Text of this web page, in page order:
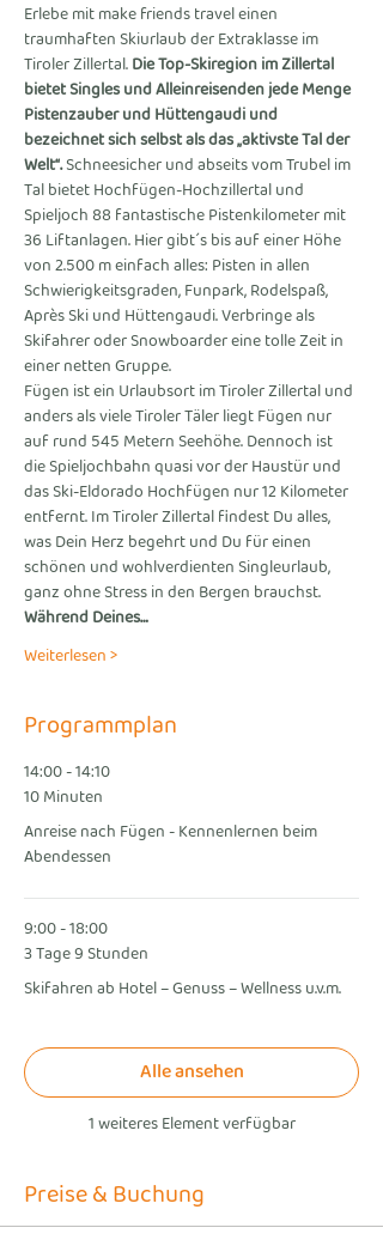
Erlebe mit make friends travel einen
traumhaften Skiurlaub der Extraklasse im
Tiroler Zillertal. Die Top-Skiregion im Zillertal
bietet Singles und Alleinreisenden jede Menge
Pistenzauber und Hüttengaudi und
bezeichnet sich selbst als das „aktivste Tal der
Welt“. Schneesicher und abseits vom Trubel im
Tal bietet Hochfügen-Hochzillertal und
Spieljoch 88 fantastische Pistenkilometer mit
36 Liftanlagen. Hier gibt´s bis auf einer Höhe
von 2.500 m einfach alles: Pisten in allen
Schwierigkeitsgraden, Funpark, Rodelspaß,
Après Ski und Hüttengaudi. Verbringe als
Skifahrer oder Snowboarder eine tolle Zeit in
einer netten Gruppe.
Fügen ist ein Urlaubsort im Tiroler Zillertal und
anders als viele Tiroler Täler liegt Fügen nur
auf rund 545 Metern Seehöhe. Dennoch ist
die Spieljochbahn quasi vor der Haustür und
das Ski-Eldorado Hochfügen nur 12 Kilometer
entfernt. Im Tiroler Zillertal findest Du alles,
was Dein Herz begehrt und Du für einen
schönen und wohlverdienten Singleurlaub,
ganz ohne Stress in den Bergen brauchst.
Während Deines…
Weiterlesen >
Programmplan
14:00 - 14:10
10 Minuten
Anreise nach Fügen - Kennenlernen beim
Abendessen
9:00 - 18:00
3 Tage 9 Stunden
Skifahren ab Hotel – Genuss – Wellness u.v.m.
1 weiteres Element verfügbar
Alle ansehen
Preise & Buchung